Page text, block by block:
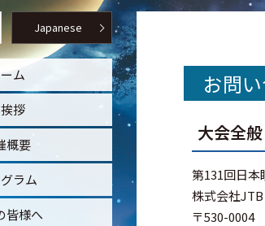
Japanese
ム
拶
概要
ラム
皆様へ
お問
大会全般
第131回日
株式会社
〒530-0004